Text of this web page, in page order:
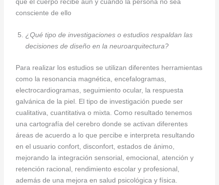
consciente de ello
¿Qué tipo de investigaciones o estudios respaldan las
decisiones de diseño en la neuroarquitectura?
Para realizar los estudios se utilizan diferentes herramientas
como la resonancia magnética, encefalogramas,
electrocardiogramas, seguimiento ocular, la respuesta
galvánica de la piel. El tipo de investigación puede ser
cualitativa, cuantitativa o mixta. Como resultado tenemos
una cartografía del cerebro donde se activan diferentes
áreas de acuerdo a lo que percibe e interpreta resultando
en el usuario confort, disconfort, estados de ánimo,
mejorando la integración sensorial, emocional, atención y
retención racional, rendimiento escolar y profesional,
además de una mejora en salud psicológica y física.